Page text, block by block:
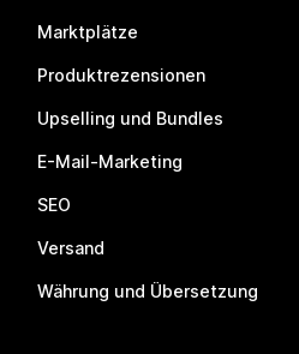
Marktplätze
Produktrezensionen
Upselling und Bundles
E-Mail-Marketing
SEO
Versand
Währung und Übersetzung